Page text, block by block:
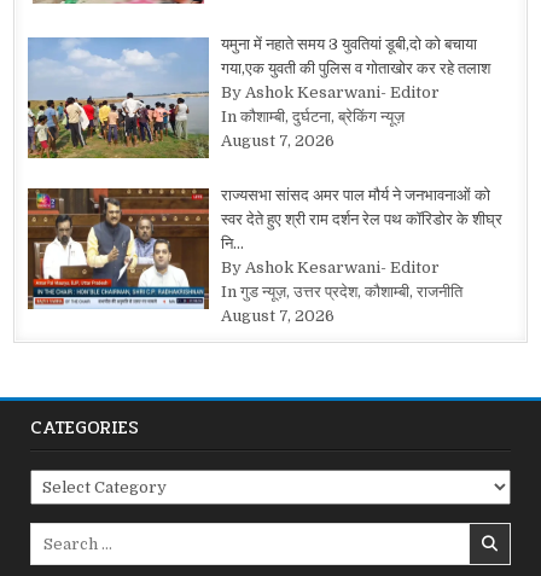
यमुना में नहाते समय 3 युवतियां डूबी,दो को बचाया
गया,एक युवती की पुलिस व गोताखोर कर रहे तलाश
By Ashok Kesarwani- Editor
In कौशाम्बी, दुर्घटना, ब्रेकिंग न्यूज़
August 7, 2026
राज्यसभा सांसद अमर पाल मौर्य ने जनभावनाओं को
स्वर देते हुए श्री राम दर्शन रेल पथ कॉरिडोर के शीघ्र
नि…
By Ashok Kesarwani- Editor
In गुड न्यूज़, उत्तर प्रदेश, कौशाम्बी, राजनीति
August 7, 2026
CATEGORIES
Categories